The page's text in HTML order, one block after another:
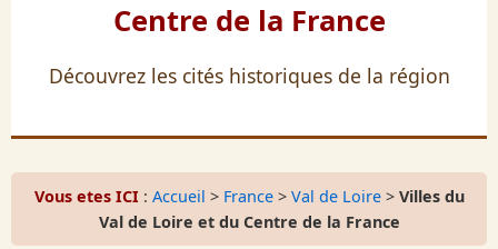
Centre de la France
Découvrez les cités historiques de la région
Vous etes ICI: Accueil > France> Val de Loire> Villes du
Val de Loire et du Centre de la France